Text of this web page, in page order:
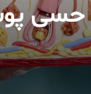
حسی